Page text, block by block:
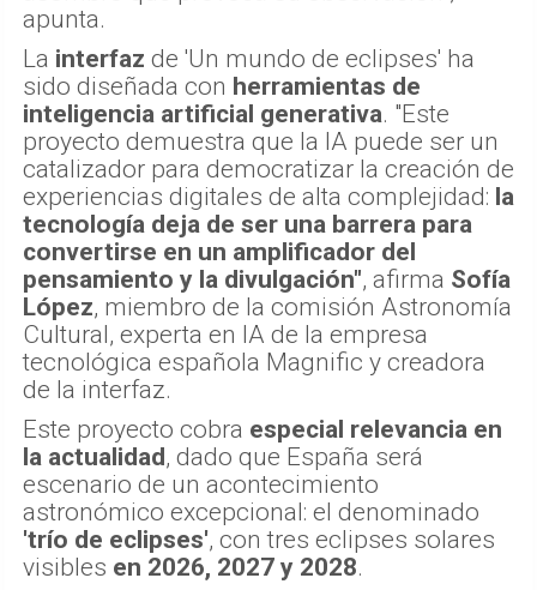
apunta.
La interfaz de 'Un mundo de eclipses' ha
sido diseñada con herramientas de
inteligencia artificial generativa. "Este
proyecto demuestra que la IA puede ser un
catalizador para democratizar la creación de
experiencias digitales de alta complejidad: la
tecnología deja de ser una barrera para
convertirse en un amplificador del
pensamiento y la divulgación", afirma Sofía
López, miembro de la comisión Astronomía
Cultural, experta en IA de la empresa
tecnológica española Magnific y creadora
de la interfaz.
Este proyecto cobra especial relevancia en
la actualidad, dado que España será
escenario de un acontecimiento
astronómico excepcional: el denominado
'trío de eclipses', con tres eclipses solares
visibles en 2026, 2027 y 2028.